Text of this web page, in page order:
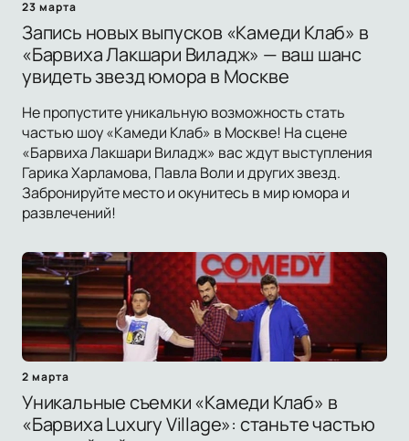
23 марта
Запись новых выпусков «Камеди Клаб» в
«Барвиха Лакшари Виладж» — ваш шанс
увидеть звезд юмора в Москве
Не пропустите уникальную возможность стать
частью шоу «Камеди Клаб» в Москве! На сцене
«Барвиха Лакшари Виладж» вас ждут выступления
Гарика Харламова, Павла Воли и других звезд.
Забронируйте место и окунитесь в мир юмора и
развлечений!
2 марта
Уникальные съемки «Камеди Клаб» в
«Барвиха Luxury Village»: станьте частью